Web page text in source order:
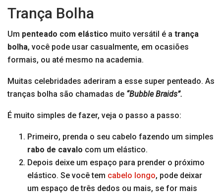
Trança Bolha
Um penteado com elástico muito versátil é a trança
bolha, você pode usar casualmente, em ocasiões
formais, ou até mesmo na academia.
Muitas celebridades aderiram a esse super penteado. As
tranças bolha são chamadas de “Bubble Braids”.
É muito simples de fazer, veja o passo a passo:
Primeiro, prenda o seu cabelo fazendo um simples
rabo de cavalo com um elástico.
Depois deixe um espaço para prender o próximo
elástico. Se você tem cabelo longo, pode deixar
um espaço de três dedos ou mais, se for mais